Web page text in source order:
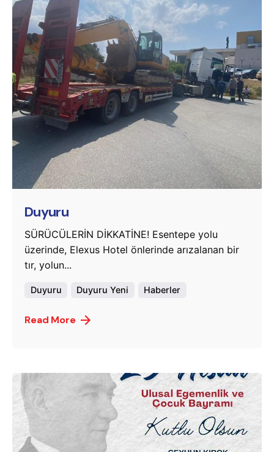
Posted by
murat.sozuak
Duyuru
SÜRÜCÜLERİN DİKKATİNE! Esentepe yolu
üzerinde, Elexus Hotel önlerinde arızalanan bir
tır, yolun...
Duyuru Duyuru Yeni Haberler
Read More